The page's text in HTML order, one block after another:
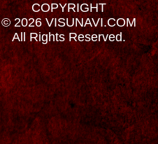
COPYRIGHT
© 2026 VISUNAVI.COM
All Rights Reserved.